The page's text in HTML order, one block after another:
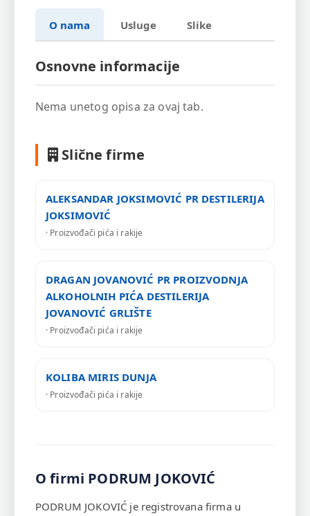
O nama Usluge Slike
Osnovne informacije
Nema unetog opisa za ovaj tab.
Slične firme
ALEKSANDAR JOKSIMOVIĆ PR DESTILERIJA
JOKSIMOVIĆ
· Proizvođači pića i rakije
DRAGAN JOVANOVIĆ PR PROIZVODNJA
ALKOHOLNIH PIĆA DESTILERIJA
JOVANOVIĆ GRLIŠTE
· Proizvođači pića i rakije
KOLIBA MIRIS DUNJA
· Proizvođači pića i rakije
O firmi PODRUM JOKOVIĆ
PODRUM JOKOVIĆ je registrovana firma u